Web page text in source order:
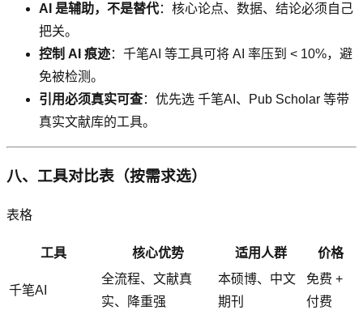
AI 是辅助，不是替代：核心论点、数据、结论必须自己
把关。
控制 AI 痕迹：千笔AI 等工具可将 AI 率压到 < 10%，避
免被检测。
引用必须真实可查：优先选 千笔AI、Pub Scholar 等带
真实文献库的工具。
八、工具对比表（按需求选）
表格
工具 核心优势 适用人群 价格
千笔AI
全流程、文献真
实、降重强
本硕博、中文
期刊
免费 +
付费